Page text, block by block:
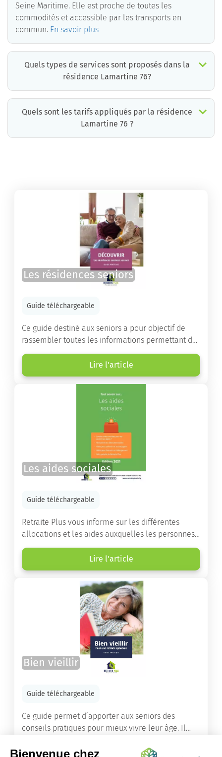
Seine Maritime. Elle est proche de toutes les
commodités et accessible par les transports en
commun. En savoir plus
Quels types de services sont proposés dans la
résidence Lamartine 76?
Quels sont les tarifs appliqués par la résidence
Lamartine 76 ?
Les résidences seniors
Guide téléchargeable
Ce guide destiné aux seniors a pour objectif de
rassembler toutes les informations permettant de
choisir la résidence services seniors adaptée.
Lire l'article
Les aides sociales
Guide téléchargeable
Retraite Plus vous informe sur les différentes
allocations et les aides auxquelles les personnes
âgées ont droit pour financer un séjour en maison
de retraite ou un maintien à domicile.
Lire l'article
Bien vieillir
Guide téléchargeable
Ce guide permet d’apporter aux seniors des
conseils pratiques pour mieux vivre leur âge. Il
améliorer sa santé grâce à l’alimentation...
Lire l'article